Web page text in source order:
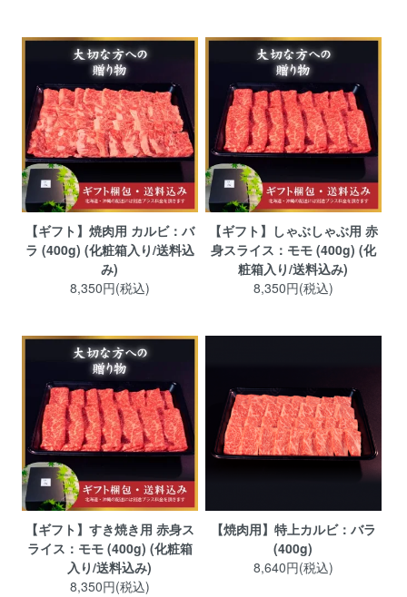
【ギフト】焼肉用 カルビ：バ
ラ (400g) (化粧箱入り/送料込
み)
8,350円(税込)
【ギフト】しゃぶしゃぶ用 赤
身スライス：モモ (400g) (化
粧箱入り/送料込み)
8,350円(税込)
【ギフト】すき焼き用 赤身ス
ライス：モモ (400g) (化粧箱
入り/送料込み)
8,350円(税込)
【焼肉用】特上カルビ：バラ
(400g)
8,640円(税込)